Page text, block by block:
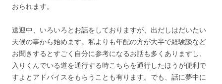
おられます。
送迎中、いろいろとお話をしておりますが、出だしはだいたい
天候の事から始めます。私よりも年配の方が大半で経験談など
お聞きするとすごく自分に参考になるお話も多くありますし、
入りくんでいる道を通行する時こちらを通行したほうが便利で
すよとアドバイスをもらうことも有ります。でも、話に夢中に